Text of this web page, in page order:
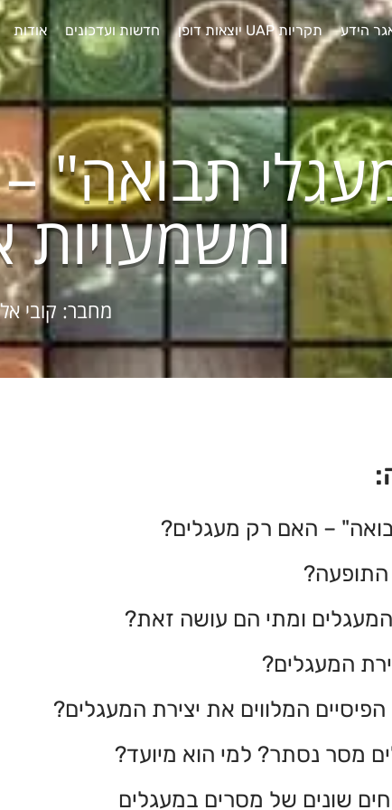
הידע תקריות UAP יוצאות דופן חדשות ועדכונים אודות
תבואה"
ומשמעויות
מחבר: קובי
– האם רק מעגלים?
התופעה?
המעגלים ומתי הם עושה זאת?
המעגלים?
המלווים את יצירת המעגלים?
מסר נסתר? למי הוא מיועד?
שונים של מסרים במעגלים